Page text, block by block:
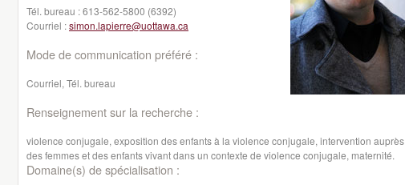
Tél. bureau :613-562-5800 (6392)
Courriel :simon.lapierre@uottawa.ca
Mode de communication préféré :
Courriel, Tél. bureau
Renseignement sur la recherche :
violence conjugale, exposition des enfants à la violence conjugale, intervention auprès
des femmes et des enfants vivant dans un contexte de violence conjugale, maternité.
Domaine(s) de spécialisation :